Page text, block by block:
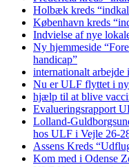
Holbæk kreds
København kreds
Indvielse af nye
Ny hjemmeside
handicap”
internationalt
Nu er ULF flyttet i
hjælp til at blive
Evalueringsrapport
Lolland-
hos ULF i Vejle 26-
Assens Kreds
Kom med i Odense